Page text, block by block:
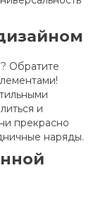
Обратите
и
прекрасно
наряды.